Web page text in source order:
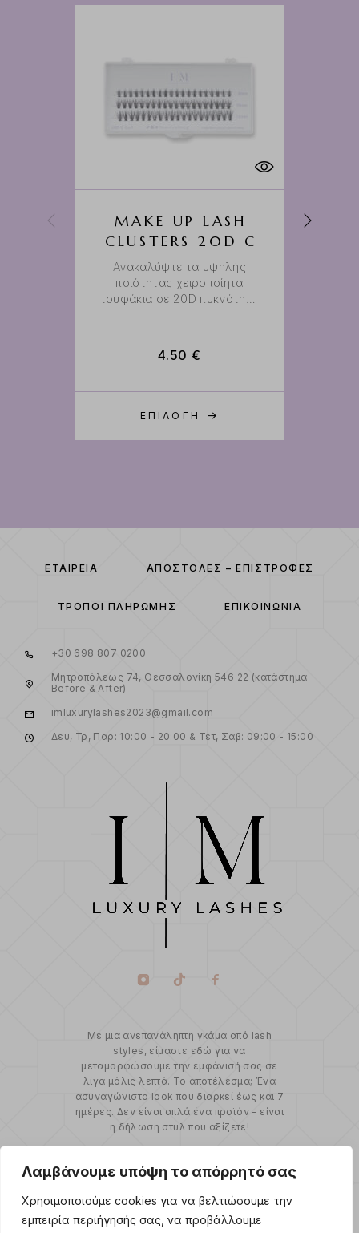
Λαμβάνουμε υπόψη το απόρρητό σας
Χρησιμοποιούμε cookies για να βελτιώσουμε την
εμπειρία περιήγησής σας, να προβάλλουμε
ΕΠΙΛΟΓΉ
MAKE UP LASH
CLUSTERS 20D C
Ανακαλύψτε τα υψηλής
ποιότητας χειροποίητα
τουφάκια σε 20D πυκνότητα
από συνθετικό υλικό
ελαφριά και μαλακή
σύνθεση.
4.50€
ΕΤΑΙΡΕΊΑ ΑΠΟΣΤΟΛΈΣ – ΕΠΙΣΤΡΟΦΈΣ
ΤΡΌΠΟΙ ΠΛΗΡΩΜΉΣ ΕΠΙΚΟΙΝΩΝΊΑ
+30 698 807 0200
Μητροπόλεως 74, Θεσσαλονίκη 546 22 (κατάστημα
Before & After)
imluxurylashes2023@gmail.com
Δευ, Τρ, Παρ: 10:00 - 20:00 & Τετ, Σαβ: 09:00 - 15:00
Με μια ανεπανάληπτη γκάμα από lash
styles, είμαστε εδώ για να
μεταμορφώσουμε την εμφάνισή σας σε
λίγα μόλις λεπτά. Το αποτέλεσμα; Ένα
ασυναγώνιστο look που διαρκεί έως και 7
ημέρες. Δεν είναι απλά ένα προϊόν - είναι
η δήλωση στυλ που αξίζετε!
Summer Sales!